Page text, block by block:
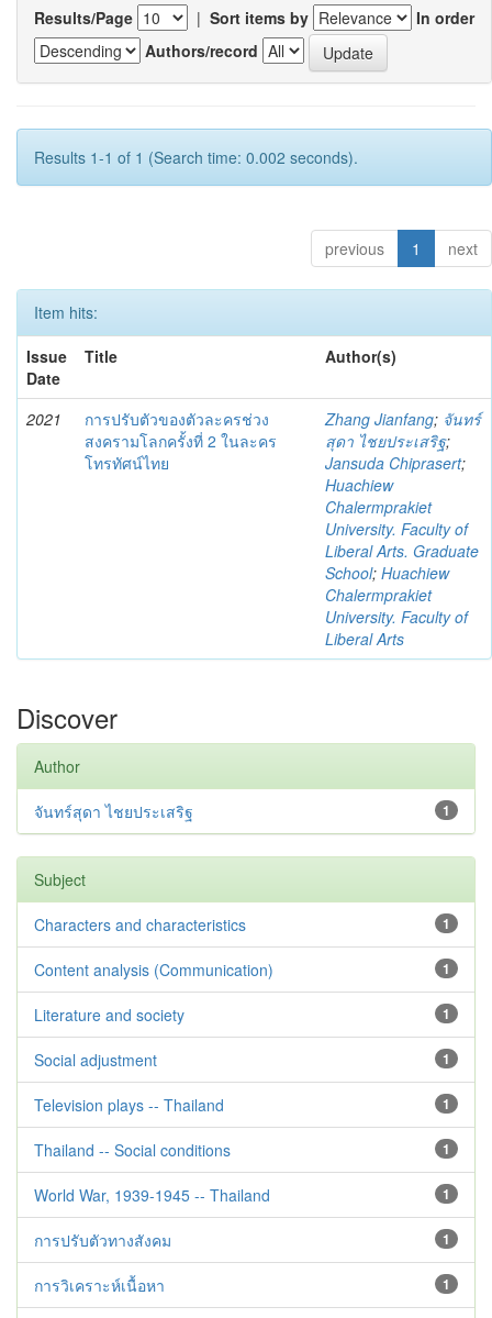
Results/Page | Sort items by
In order
Authors/record
Results 1-1 of 1 (Search time: 0.002 seconds).
previous 1 next
Item hits:
Issue
Date
Title Author(s)
2021
การปรับตัวของตัวละครช่วง
สงครามโลกครั้งที่ 2 ในละคร
โทรทัศน์ไทย
Zhang Jianfang; จันทร์
สุดา ไชยประเสริฐ;
Jansuda Chiprasert;
Huachiew
Chalermprakiet
University. Faculty of
Liberal Arts. Graduate
School; Huachiew
Chalermprakiet
University. Faculty of
Liberal Arts
Discover
Author
1
จันทร์สุดา ไชยประเสริฐ
Subject
1
Characters and characteristics
1
Content analysis (Communication)
1
Literature and society
1
Social adjustment
1
Television plays -- Thailand
1
Thailand -- Social conditions
1
World War, 1939-1945 -- Thailand
1
การปรับตัวทางสังคม
1
การวิเคราะห์เนื้อหา